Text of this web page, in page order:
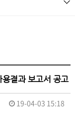
결과 보고서 공고
19-04-03 15:18